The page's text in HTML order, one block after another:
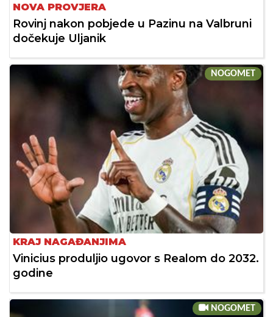
NOVA PROVJERA
Rovinj nakon pobjede u Pazinu na Valbruni
dočekuje Uljanik
NOGOMET
KRAJ NAGAĐANJIMA
Vinicius produljio ugovor s Realom do 2032.
godine
NOGOMET